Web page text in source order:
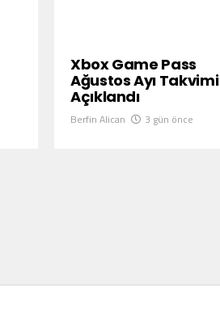
Xbox Game Pass
Ağustos Ayı Takvimi
Açıklandı
Berfin Alican 3 gün önce